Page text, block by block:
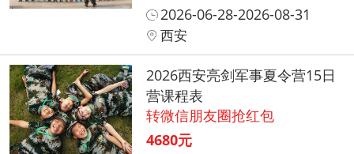
2026-06-28-2026-08-31
西安
2026西安亮剑军事夏令营15日
营课程表
转微信朋友圈抢红包
4680元